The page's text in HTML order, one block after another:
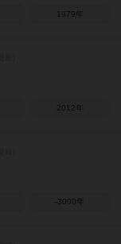
1979年
2012年
-3000年